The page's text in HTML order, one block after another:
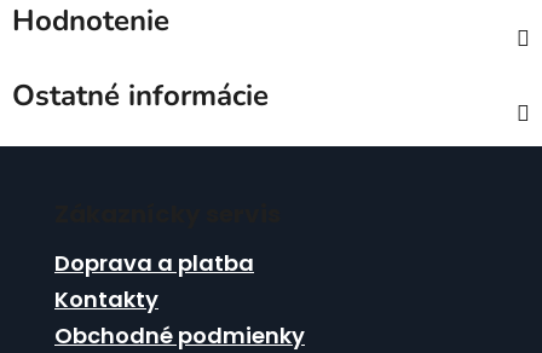
Hodnotenie
Ostatné informácie
Doprava a platba
Kontakty
Obchodné podmienky